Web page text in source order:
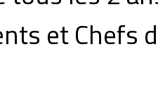
et Chefs